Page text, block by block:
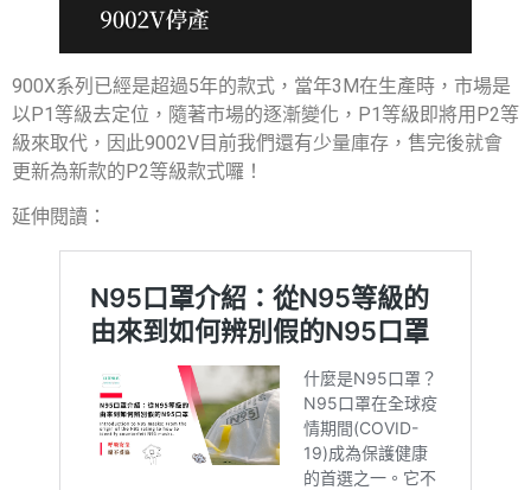
900X系列已經是超過5年的款式，當年3M在生產時，市場是
以P1等級去定位，隨著市場的逐漸變化，P1等級即將用P2等
級來取代，因此9002V目前我們還有少量庫存，售完後就會
更新為新款的P2等級款式囉！
延伸閱讀：